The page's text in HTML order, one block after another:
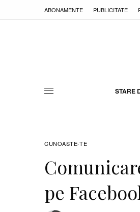
ABONAMENTE PUBLICITATE
STARE
CUNOASTE-TE
pe